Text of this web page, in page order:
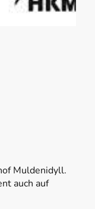
Muldenidyll.
auch auf